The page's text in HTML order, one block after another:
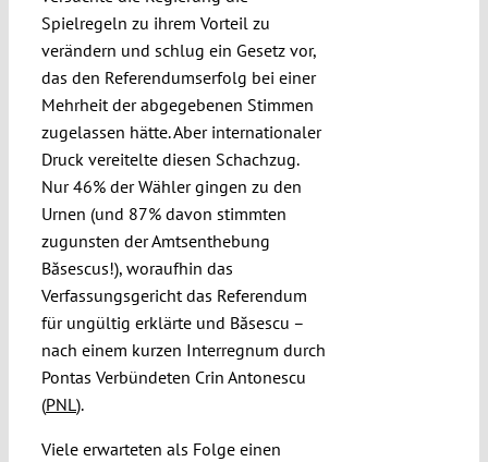
Spielregeln zu ihrem Vorteil zu
verändern und schlug ein Gesetz vor,
das den Referendumserfolg bei einer
Mehrheit der abgegebenen Stimmen
zugelassen hätte. Aber internationaler
Druck vereitelte diesen Schachzug.
Nur 46% der Wähler gingen zu den
Urnen (und 87% davon stimmten
zugunsten der Amtsenthebung
Băsescus!), woraufhin das
Verfassungsgericht das Referendum
für ungültig erklärte und Băsescu –
nach einem kurzen Interregnum durch
Pontas Verbündeten Crin Antonescu
(PNL).
Viele erwarteten als Folge einen